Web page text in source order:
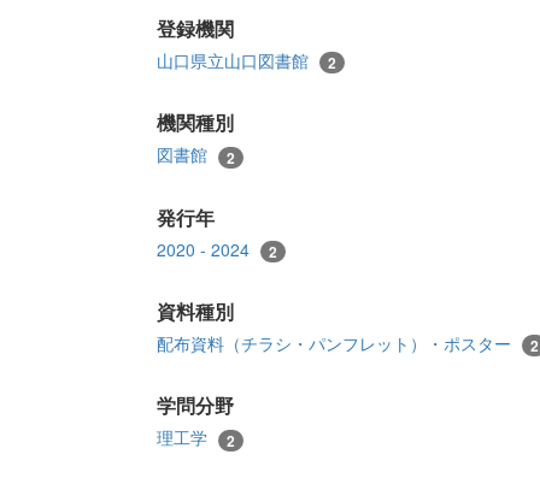
登録機関
山口県立山口図書館 2
機関種別
図書館 2
発行年
2020 - 2024 2
資料種別
配布資料（チラシ・パンフレット）・ポスター 2
学問分野
理工学 2